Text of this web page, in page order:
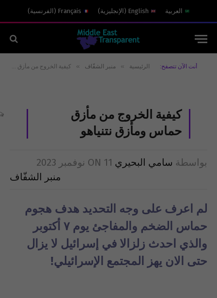
العربية English
( الإنجليزية)
Français
( الفرنسية)
أنت الآن تتصفح: الرئيسية » منبر الشفّاف » كيفية الخروج من مأزق حماس ومأزق نتنياهو
كيفية الخروج من مأزق
حماس ومأزق نتنياهو
بواسطة سامي البحيري ON 11 نوفمبر 2023
منبر الشفّاف
لم اعرف على وجه التحديد هدف هجوم
حماس الضخم والمفاجئ يوم ٧ أكتوبر
والذي احدث زلزالا في إسرائيل لا يزال
حتى الان يهز المجتمع الإسرائيلي!